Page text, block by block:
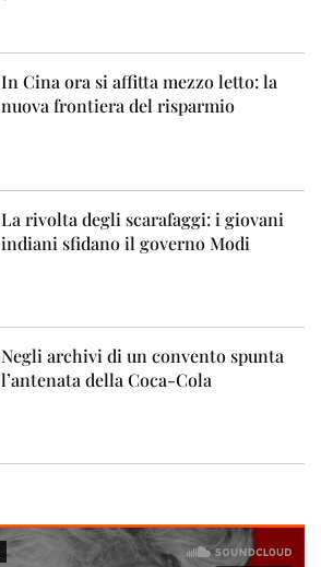
In Cina ora si affitta mezzo letto: la
nuova frontiera del risparmio
La rivolta degli scarafaggi: i giovani
indiani sfidano il governo Modi
Negli archivi di un convento spunta
l’antenata della Coca-Cola